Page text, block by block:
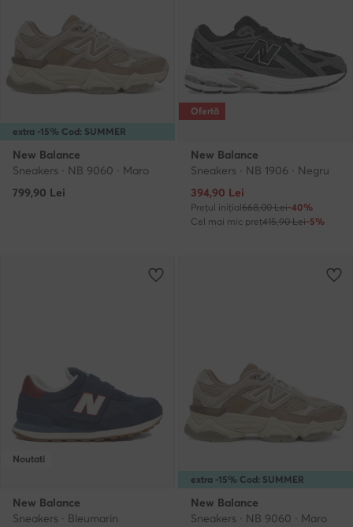
extra -15% Cod: SUMMER
New Balance
Sneakers · NB 9060 · Maro
799,90 Lei
Ofertă
New Balance
Sneakers · NB 1906 · Negru
Prețul actual
394,90 Lei
Prețul inițial668,00 Lei-40%
Cel mai mic preț415,90 Lei-5%
Noutati
New Balance
Sneakers · Bleumarin
extra -15% Cod: SUMMER
New Balance
Sneakers · NB 9060 · Maro